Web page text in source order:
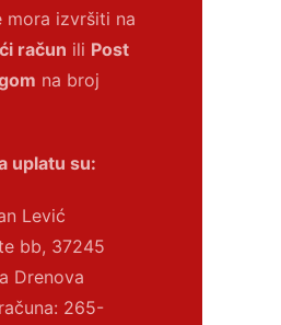
mora izvršiti na
račun ili Post
na broj
uplatu su:
Lević
bb, 37245
Drenova
265-